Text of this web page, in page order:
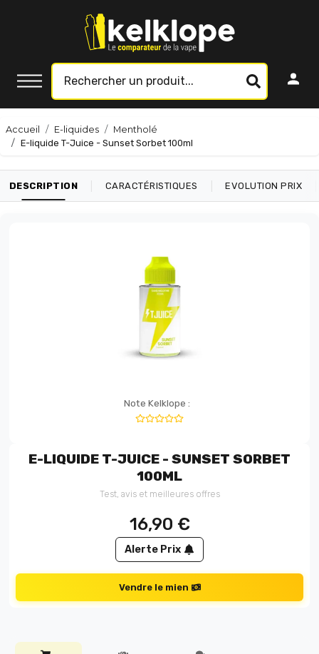
Accueil E-liquides
Mentholé
E-liquide T-Juice - Sunset Sorbet 100ml
DESCRIPTION CARACTÉRISTIQUES EVOLUTION PRIX
Note Kelklope :
E-LIQUIDE T-JUICE - SUNSET SORBET
100ML
Test, avis et meilleures offres
16,90 €
Alerte Prix
Vendre le mien